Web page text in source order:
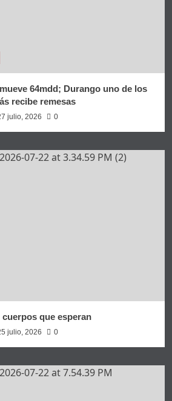
64mdd; Durango uno de los
recibe remesas
julio, 2026 0
que esperan
julio, 2026 0